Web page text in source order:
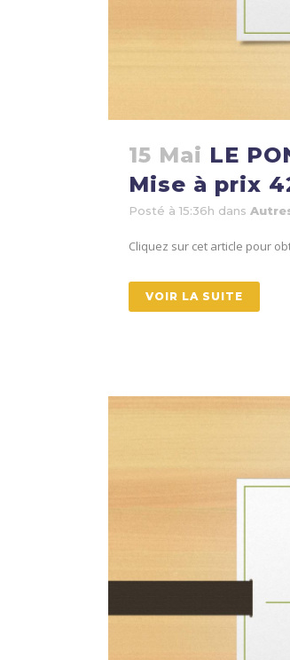
15 Mai LE
Mise à prix
Posté à 15:36h dans
Cliquez sur cet article pour
VOIR LA SUITE